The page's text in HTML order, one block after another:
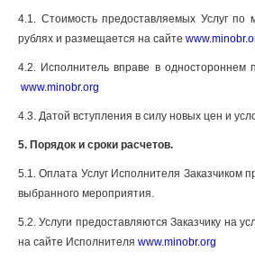
4.1. Стоимость предоставляемых Услуг
рублях и размещается на сайте
4.2. Исполнитель вправе в
www.minobr.org
4.3. Датой вступления в силу новых цен и
5. Порядок и сроки расчетов.
5.1. Оплата Услуг Исполнителя Заказчиком
выбранного мероприятия.
5.2. Услуги предоставляются Заказчику на
на сайте Исполнителя www.minobr.org